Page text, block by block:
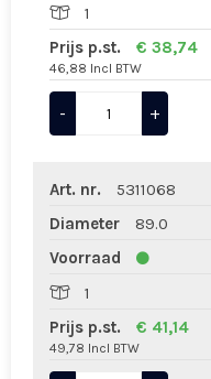
1
Prijs p.st.
€ 38,74
46,88 Incl BTW
- +
Art. nr.
5311068
Diameter
89.0
Voorraad
1
Prijs p.st.
€ 41,14
49,78 Incl BTW